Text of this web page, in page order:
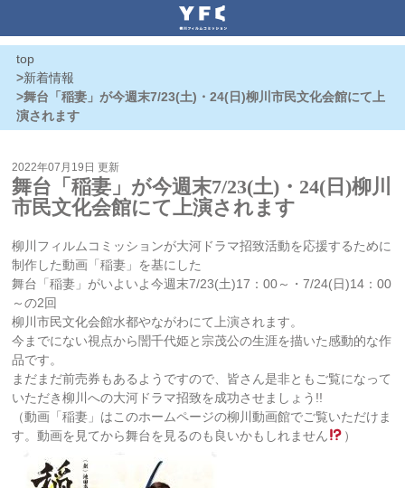
top
>新着情報
>舞台「稲妻」が今週末7/23(土)・24(日)柳川市民文化会館にて上
演されます
2022年07月19日 更新
舞台「稲妻」が今週末7/23(土)・24(日)柳川
市民文化会館にて上演されます
柳川フィルムコミッションが大河ドラマ招致活動を応援するために
制作した動画「稲妻」を基にした
舞台「稲妻」がいよいよ今週末7/23(土)17：00～・7/24(日)14：00
～の2回
柳川市民文化会館水都やながわにて上演されます。
今までにない視点から誾千代姫と宗茂公の生涯を描いた感動的な作
品です。
まだまだ前売券もあるようですので、皆さん是非ともご覧になって
いただき柳川への大河ドラマ招致を成功させましょう!!
（動画「稲妻」はこのホームページの柳川動画館でご覧いただけま
す。動画を見てから舞台を見るのも良いかもしれません
）